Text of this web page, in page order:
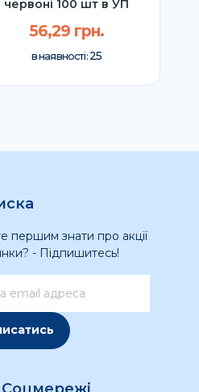
червоні 100 шт в УП
56,29 грн.
в наявності:25
першим знати про акції
- Підпишитесь!